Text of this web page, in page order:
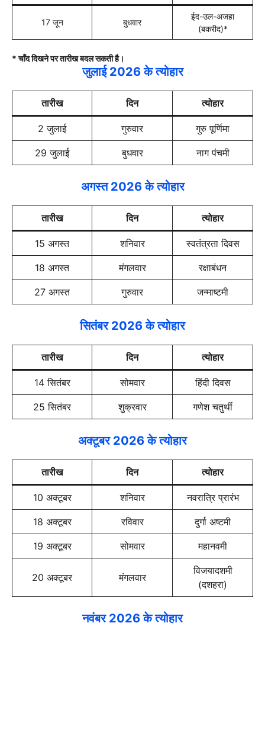
17 जून बुधवार
ईद-उल-अजहा
(बकरीद)*
* चाँद दिखने पर तारीख बदल सकती है।
जुलाई 2026 के त्योहार
तारीख दिन त्योहार
2 जुलाई गुरुवार गुरु पूर्णिमा
29 जुलाई बुधवार नाग पंचमी
अगस्त 2026 के त्योहार
तारीख दिन त्योहार
15 अगस्त शनिवार स्वतंत्रता दिवस
18 अगस्त मंगलवार रक्षाबंधन
27 अगस्त गुरुवार जन्माष्टमी
सितंबर 2026 के त्योहार
तारीख दिन त्योहार
14 सितंबर सोमवार हिंदी दिवस
25 सितंबर शुक्रवार गणेश चतुर्थी
अक्टूबर 2026 के त्योहार
तारीख दिन त्योहार
10 अक्टूबर शनिवार नवरात्रि प्रारंभ
18 अक्टूबर रविवार दुर्गा अष्टमी
19 अक्टूबर सोमवार महानवमी
20 अक्टूबर मंगलवार
विजयादशमी
(दशहरा)
नवंबर 2026 के त्योहार